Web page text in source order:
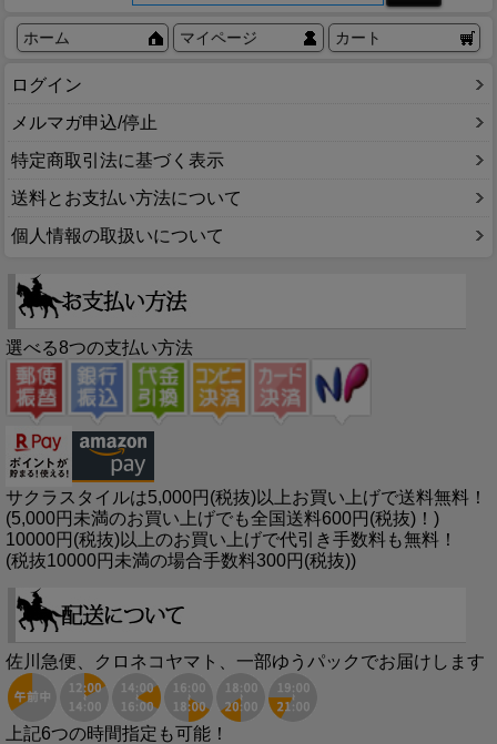
ホーム マイページ カート
ログイン
メルマガ申込/停止
特定商取引法に基づく表示
送料とお支払い方法について
個人情報の取扱いについて
選べる8つの支払い方法
サクラスタイルは5,000円(税抜)以上お買い上げで送料無料！
(5,000円未満のお買い上げでも全国送料600円(税抜)！)
10000円(税抜)以上のお買い上げで代引き手数料も無料！
(税抜10000円未満の場合手数料300円(税抜))
佐川急便、クロネコヤマト、一部ゆうパックでお届けします
上記6つの時間指定も可能！